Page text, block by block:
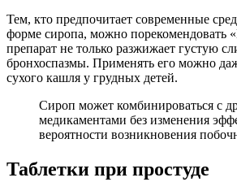
Тем, кто предпочитает современные
форме сиропа, можно порекомендовать
препарат не только разжижает густую
бронхоспазмы. Применять его можно
сухого кашля у грудных детей.
Сироп может комбинироваться с
медикаментами без изменения
вероятности возникновения
Таблетки при простуде